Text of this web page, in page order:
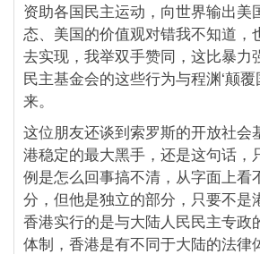
资助各国民主运动，向世界输出美
态、美国的价值观对错我不知道
去实现，我举双手赞同，这比暴
民主基金会的这些行为与程渊‘颠
来。
这位朋友还谈到索罗斯的开放社
港稳定的最大黑手，还是这句话
例是怎么回事搞不清，从字面上
分，但他是独立的部分，只要不
香港实行的是与大陆人民民主专
体制，香港是有不同于大陆的法律